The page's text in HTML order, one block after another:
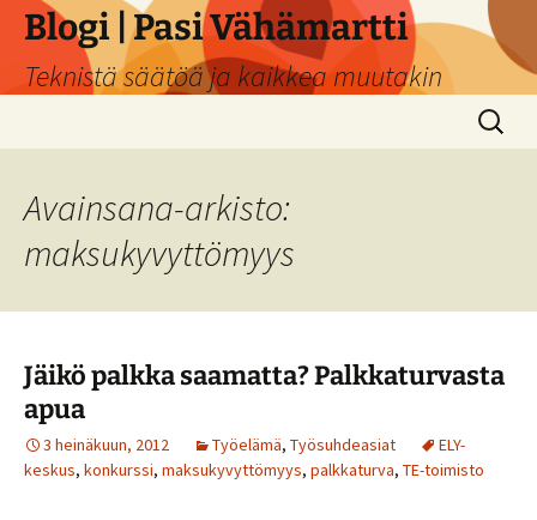
Siirry
sisältöön
Blogi | Pasi Vähämartti
Teknistä säätöä ja kaikkea muutakin
Haku:
Avainsana-arkisto:
maksukyvyttömyys
Jäikö palkka saamatta? Palkkaturvasta
apua
3 heinäkuun, 2012 Työelämä, Työsuhdeasiat
ELY-
keskus, konkurssi, maksukyvyttömyys, palkkaturva, TE-toimisto